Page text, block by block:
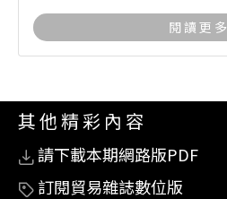
閱 讀 更 多
其 他 精 彩 內 容
請下載本期網路版PDF
訂閱貿易雜誌數位版